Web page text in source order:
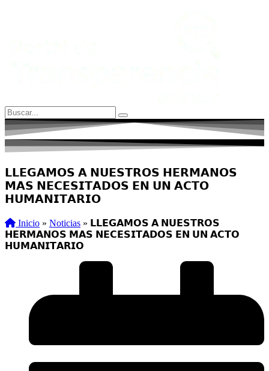
𝗟𝗟𝗘𝗚𝗔𝗠𝗢𝗦 𝗔 𝗡𝗨𝗘𝗦𝗧𝗥𝗢𝗦 𝗛𝗘𝗥𝗠𝗔𝗡𝗢𝗦
𝗠𝗔𝗦 𝗡𝗘𝗖𝗘𝗦𝗜𝗧𝗔𝗗𝗢𝗦 𝗘𝗡 𝗨𝗡 𝗔𝗖𝗧𝗢
𝗛𝗨𝗠𝗔𝗡𝗜𝗧𝗔𝗥𝗜𝗢
Inicio » Noticias » 𝗟𝗟𝗘𝗚𝗔𝗠𝗢𝗦 𝗔 𝗡𝗨𝗘𝗦𝗧𝗥𝗢𝗦
𝗛𝗘𝗥𝗠𝗔𝗡𝗢𝗦 𝗠𝗔𝗦 𝗡𝗘𝗖𝗘𝗦𝗜𝗧𝗔𝗗𝗢𝗦 𝗘𝗡 𝗨𝗡 𝗔𝗖𝗧𝗢
𝗛𝗨𝗠𝗔𝗡𝗜𝗧𝗔𝗥𝗜𝗢